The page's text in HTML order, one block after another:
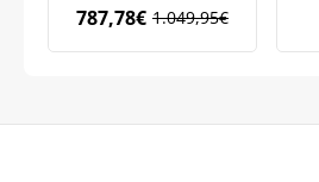
1.049,95€
Ursprünglicher
Preis
787,78€ Aktueller
Preis
auf Ihre erste